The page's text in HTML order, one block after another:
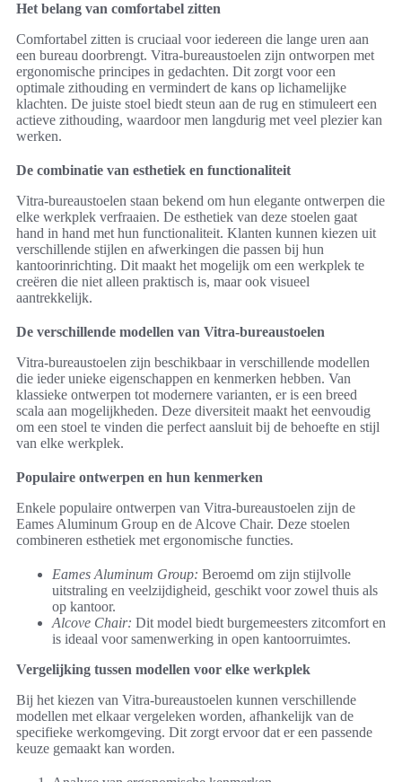
Het belang van comfortabel zitten
Comfortabel zitten is cruciaal voor iedereen die lange uren aan
een bureau doorbrengt. Vitra-bureaustoelen zijn ontworpen met
ergonomische principes in gedachten. Dit zorgt voor een
optimale zithouding en vermindert de kans op lichamelijke
klachten. De juiste stoel biedt steun aan de rug en stimuleert een
actieve zithouding, waardoor men langdurig met veel plezier kan
werken.
De combinatie van esthetiek en functionaliteit
Vitra-bureaustoelen staan bekend om hun elegante ontwerpen die
elke werkplek verfraaien. De esthetiek van deze stoelen gaat
hand in hand met hun functionaliteit. Klanten kunnen kiezen uit
verschillende stijlen en afwerkingen die passen bij hun
kantoorinrichting. Dit maakt het mogelijk om een werkplek te
creëren die niet alleen praktisch is, maar ook visueel
aantrekkelijk.
De verschillende modellen van Vitra-bureaustoelen
Vitra-bureaustoelen zijn beschikbaar in verschillende modellen
die ieder unieke eigenschappen en kenmerken hebben. Van
klassieke ontwerpen tot modernere varianten, er is een breed
scala aan mogelijkheden. Deze diversiteit maakt het eenvoudig
om een stoel te vinden die perfect aansluit bij de behoefte en stijl
van elke werkplek.
Populaire ontwerpen en hun kenmerken
Enkele populaire ontwerpen van Vitra-bureaustoelen zijn de
Eames Aluminum Group en de Alcove Chair. Deze stoelen
combineren esthetiek met ergonomische functies.
Eames Aluminum Group: Beroemd om zijn stijlvolle
uitstraling en veelzijdigheid, geschikt voor zowel thuis als
op kantoor.
Alcove Chair: Dit model biedt burgemeesters zitcomfort en
is ideaal voor samenwerking in open kantoorruimtes.
Vergelijking tussen modellen voor elke werkplek
Bij het kiezen van Vitra-bureaustoelen kunnen verschillende
modellen met elkaar vergeleken worden, afhankelijk van de
specifieke werkomgeving. Dit zorgt ervoor dat er een passende
keuze gemaakt kan worden.